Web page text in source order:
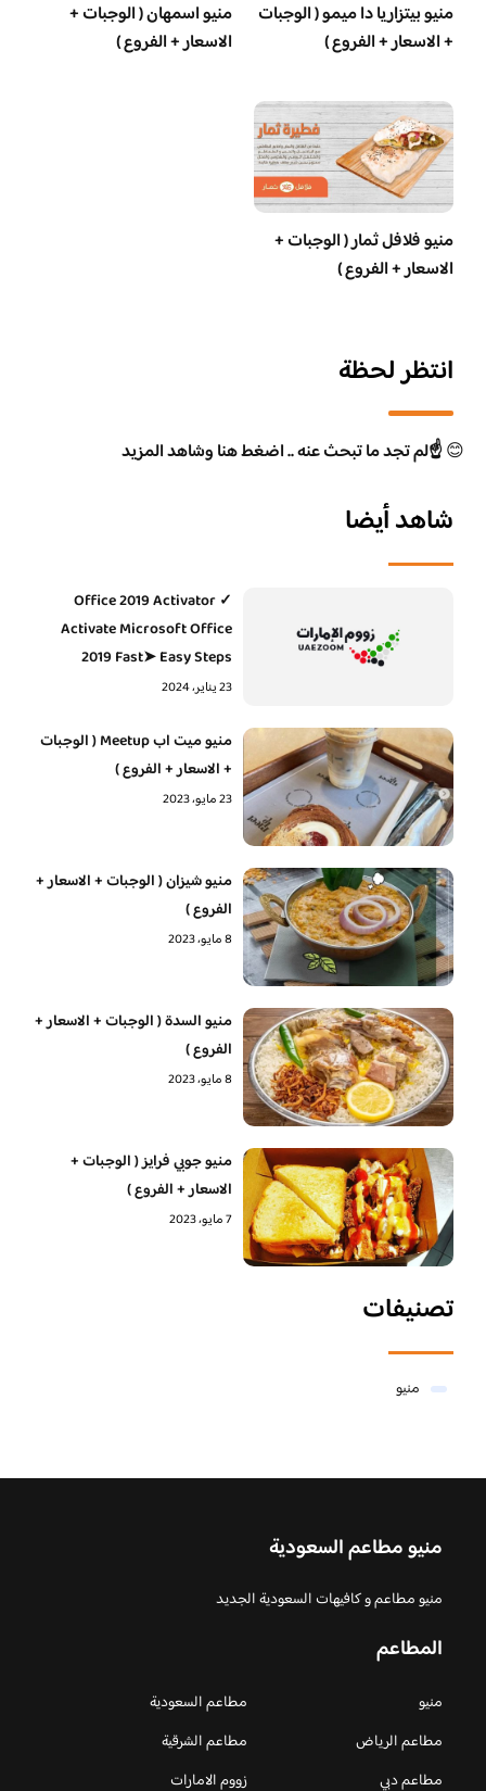
منيو بيتزاريا دا ميمو ( الوجبات
+ الاسعار + الفروع )
منيو اسمهان ( الوجبات +
الاسعار + الفروع )
منيو فلافل ثمار ( الوجبات +
الاسعار + الفروع )
انتظر لحظة
😊☝️لم تجد ما تبحث عنه .. اضغط هنا وشاهد المزيد
شاهد أيضا
Office 2019 Activator ✓
Activate Microsoft Office
2019 Fast➤ Easy Steps
23 يناير، 2024
منيو ميت اب Meetup ( الوجبات
+ الاسعار + الفروع )
23 مايو، 2023
منيو شيزان ( الوجبات + الاسعار +
الفروع )
8 مايو، 2023
منيو السدة ( الوجبات + الاسعار +
الفروع )
8 مايو، 2023
منيو جوبي فرايز ( الوجبات +
الاسعار + الفروع )
7 مايو، 2023
تصنيفات
منيو
منيو مطاعم السعودية
منيو مطاعم و كافيهات السعودية الجديد
المطاعم
منيو
مطاعم السعودية
مطاعم الرياض
مطاعم الشرقية
مطاعم دبي
زووم الامارات